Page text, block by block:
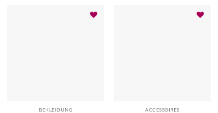
BEKLEIDUNG ACCESSOIRES